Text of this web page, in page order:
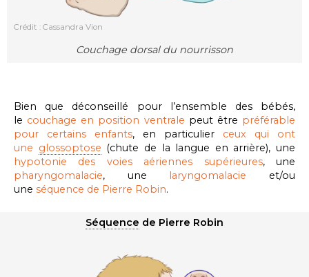
Crédit : Cassandra Vion
Couchage dorsal du nourrisson
Bien que déconseillé pour l’ensemble des bébés,
le couchage en position ventrale peut être préférable
pour certains enfants, en particulier ceux qui ont
une glossoptose (chute de la langue en arrière), une
hypotonie des voies aériennes supérieures, une
pharyngomalacie, une laryngomalacie et/ou
une séquence de Pierre Robin.
Séquence de Pierre Robin